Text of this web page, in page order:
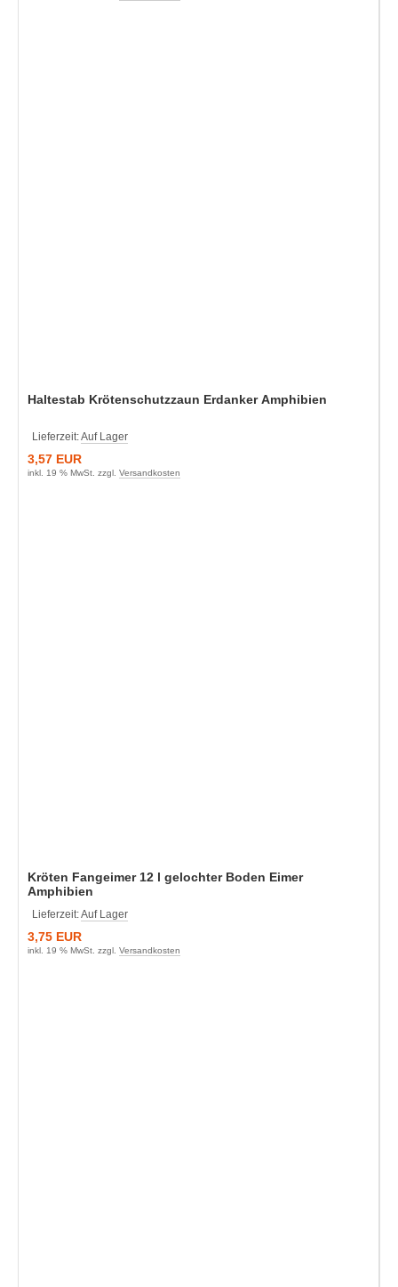
Haltestab Krötenschutzzaun Erdanker Amphibien
Lieferzeit:Auf Lager
3,57 EUR
inkl. 19 % MwSt. zzgl. Versandkosten
Kröten Fangeimer 12 l gelochter Boden Eimer
Amphibien
Lieferzeit:Auf Lager
3,75 EUR
inkl. 19 % MwSt. zzgl. Versandkosten